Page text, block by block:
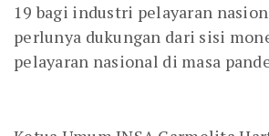
19 bagi industri pelayaran
perlunya dukungan dari sisi
pelayaran nasional di masa